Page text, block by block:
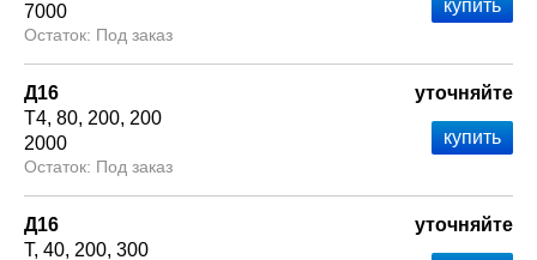
7000
Под заказ
Д16
Т4 80 200 200
2000
Под заказ
уточняйте
Д16
Т 40 200 300
уточняйте